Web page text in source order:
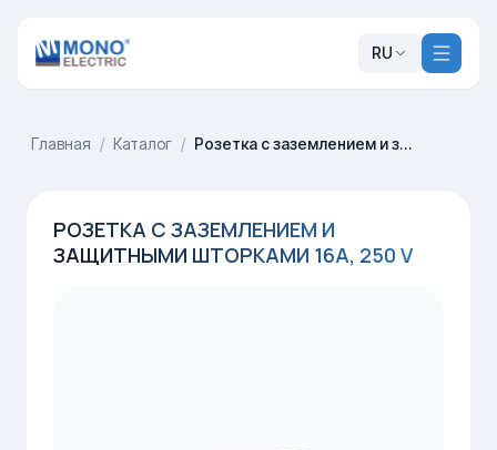
RU
Главная / Каталог / Розетка с заземлением и защитными шторками 16A, 250 V
РОЗЕТКА С ЗАЗЕМЛЕНИЕМ И
ЗАЩИТНЫМИ ШТОРКАМИ 16A, 250 V